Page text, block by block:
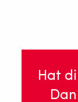
Hat